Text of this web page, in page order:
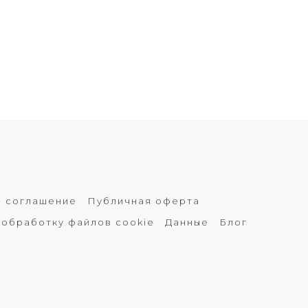
соглашение
Публичная оферта
файлов cookie Данные Блог